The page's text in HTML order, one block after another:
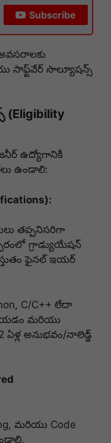
Subscribe
సాఫ్ట్‌వేర్ సొల్యూషన్స్
(Eligibility
ఉద్యోగానికి
ఉండాలి:
తప్పనిసరిగా
గ్రాడ్యుయేషన్
ఫైనల్ ఇయర్
C/C++ లేదా
మరియు
అనుభవం/నాలెడ్జ్
మరియు Code